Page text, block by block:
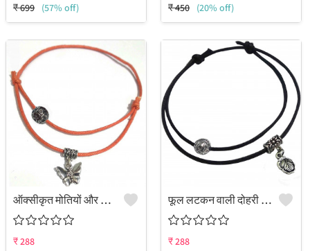
₹699 (57% off)
₹450 (20% off)
ऑक्सीकृत मोतियों और तितली के लटकन से सजी दोहरी परत वाली समायोज्य धागे की पायल
₹288
फूल लटकन वाली दोहरी परत वाली काले धागे की पायल
₹288